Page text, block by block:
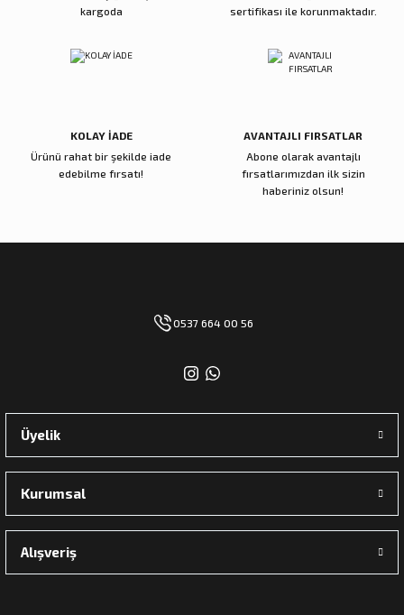
kargoda
sertifikası ile korunmaktadır.
KOLAY İADE
Ürünü rahat bir şekilde iade
edebilme fırsatı!
AVANTAJLI FIRSATLAR
Abone olarak avantajlı
fırsatlarımızdan ilk sizin
haberiniz olsun!
0537 664 00 56
Üyelik
Kurumsal
Alışveriş